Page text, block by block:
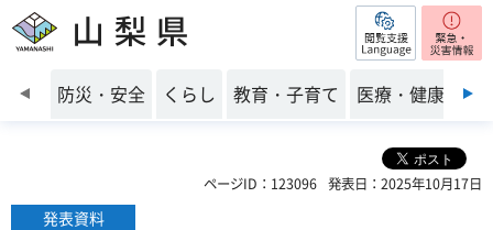
山梨県 閲覧支援
前のスライドを表示
防災・安全 くらし 教育・子育て 医療・健康・福
ページID：123096 発表日：2025年10月17日
発表資料